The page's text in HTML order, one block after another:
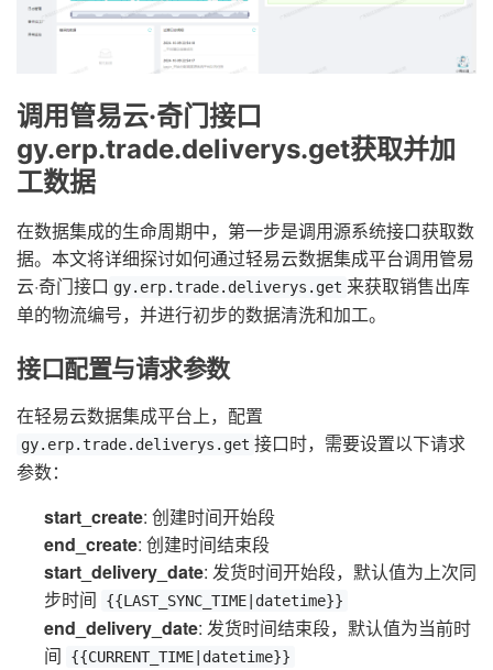
调用管易云·奇门接口
gy.erp.trade.deliverys.get获取并加
工数据
在数据集成的生命周期中，第一步是调用源系统接口获取数
据。本文将详细探讨如何通过轻易云数据集成平台调用管易
云·奇门接口 gy.erp.trade.deliverys.get 来获取销售出库
单的物流编号，并进行初步的数据清洗和加工。
接口配置与请求参数
在轻易云数据集成平台上，配置
gy.erp.trade.deliverys.get 接口时，需要设置以下请求
参数：
start_create: 创建时间开始段
end_create: 创建时间结束段
start_delivery_date: 发货时间开始段，默认值为上次同
步时间
{{LAST_SYNC_TIME|datetime}}
end_delivery_date: 发货时间结束段，默认值为当前时
间
{{CURRENT_TIME|datetime}}